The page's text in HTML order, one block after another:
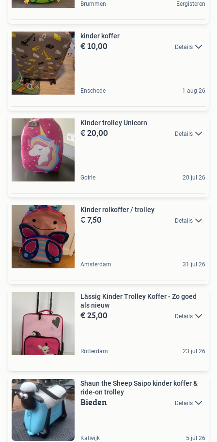
Brummen Eergisteren
kinder koffer
€ 10,00 Details
Enschede 1 aug 26
Kinder trolley Unicorn
€ 20,00 Details
Goirle 20 jul 26
Kinder rolkoffer / trolley
€ 7,50 Details
Amsterdam 31 jul 26
Lässig Kinder Trolley Koffer - Zo goed
als nieuw
€ 25,00 Details
Rotterdam 23 jul 26
Shaun the Sheep Saipo kinder koffer &
ride-on trolley
Bieden Details
Katwijk 5 jul 26